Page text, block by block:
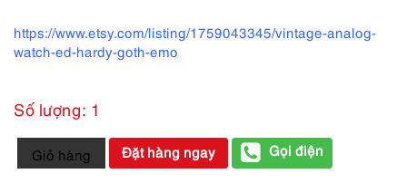
https://www.etsy.com/listing/1759043345/vintage-analog-
watch-ed-hardy-goth-emo
Số lượng: 1
1847-
Đồng
Giỏ hàng Đặt hàng ngay Gọi điện